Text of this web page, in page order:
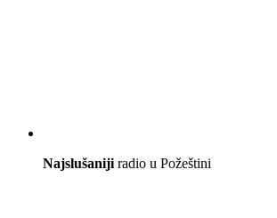
Najslušaniji radio u Požeštini